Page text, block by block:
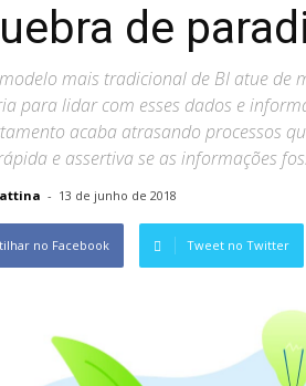
de
mais tradicional de BI atue de
para lidar com esses dados e
acaba atrasando processos
e assertiva se as informações
- 13 de junho de 2018
no Facebook Tweet no Twitter